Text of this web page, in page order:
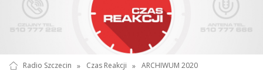
Radio Szczecin » Czas Reakcji » ARCHIWUM 2020